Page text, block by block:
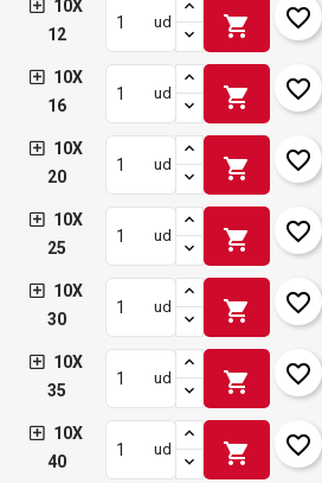
10X
12
ud shopping_cart favorite_border
10X
16
ud shopping_cart favorite_border
10X
20
ud shopping_cart favorite_border
10X
25
ud shopping_cart favorite_border
10X
30
ud shopping_cart favorite_border
10X
35
ud shopping_cart favorite_border
10X
40
ud shopping_cart favorite_border